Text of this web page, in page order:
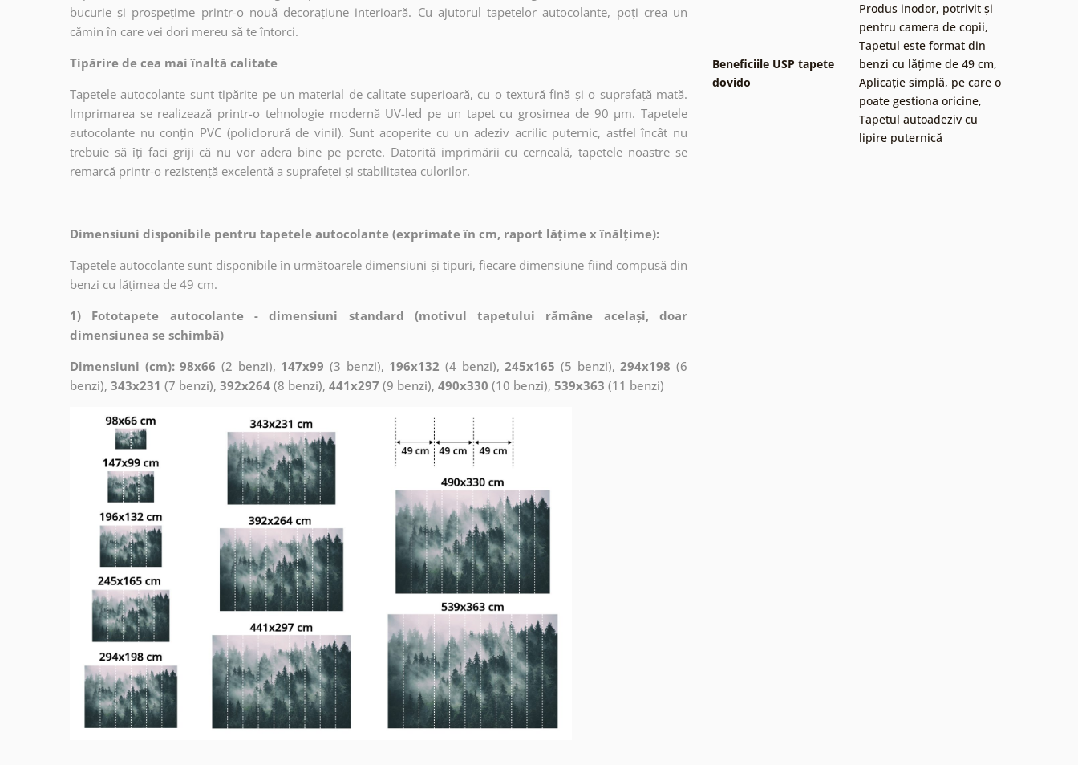
bucurie și prospețime printr-o nouă decorațiune interioară. Cu ajutorul tapetelor autocolante, poți crea un
cămin în care vei dori mereu să te întorci.
Tipărire de cea mai înaltă calitate
Tapetele autocolante sunt tipărite pe un material de calitate superioară, cu o textură fină și o suprafață mată.
Imprimarea se realizează printr-o tehnologie modernă UV-led pe un tapet cu grosimea de 90 µm. Tapetele
autocolante nu conțin PVC (policlorură de vinil). Sunt acoperite cu un adeziv acrilic puternic, astfel încât nu
trebuie să îți faci griji că nu vor adera bine pe perete. Datorită imprimării cu cerneală, tapetele noastre se
remarcă printr-o rezistență excelentă a suprafeței și stabilitatea culorilor.
Dimensiuni disponibile pentru tapetele autocolante (exprimate în cm, raport lățime x înălțime):
Tapetele autocolante sunt disponibile în următoarele dimensiuni și tipuri, fiecare dimensiune fiind compusă din
benzi cu lățimea de 49 cm.
1) Fototapete autocolante - dimensiuni standard (motivul tapetului rămâne același, doar
dimensiunea se schimbă)
Dimensiuni (cm): 98x66 (2 benzi), 147x99 (3 benzi), 196x132 (4 benzi),245x165 (5 benzi),294x198 (6
benzi), 343x231 (7 benzi), 392x264 (8 benzi), 441x297 (9 benzi), 490x330 (10 benzi), 539x363 (11 benzi)
Beneficiile USP tapete
dovido
Produs inodor, potrivit și
pentru camera de copii,
Tapetul este format din
benzi cu lățime de 49 cm,
Aplicație simplă, pe care o
poate gestiona oricine,
Tapetul autoadeziv cu
lipire puternică